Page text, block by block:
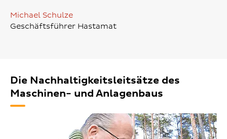
Michael Schulze
Geschäftsführer Hastamat
Die Nachhaltigkeitsleitsätze des
Maschinen- und Anlagenbaus